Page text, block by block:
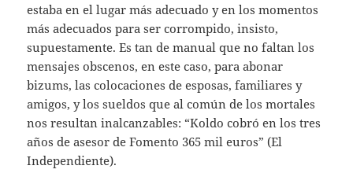
estaba en el lugar más adecuado y en los momentos
más adecuados para ser corrompido, insisto,
supuestamente. Es tan de manual que no faltan los
mensajes obscenos, en este caso, para abonar
bizums, las colocaciones de esposas, familiares y
amigos, y los sueldos que al común de los mortales
nos resultan inalcanzables: “Koldo cobró en los tres
años de asesor de Fomento 365 mil euros” (El
Independiente).